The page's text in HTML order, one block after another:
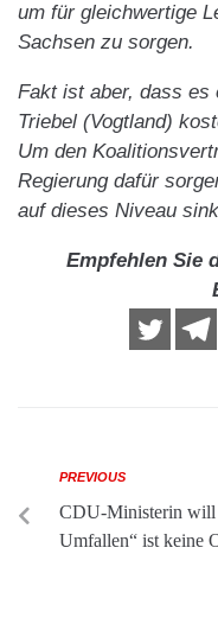
um für gleichwertige
Sachsen zu sorgen.
Fakt ist aber, dass es
Triebel (Vogtland)
Um den
Regierung dafür
auf dieses Niveau
Empfehlen Sie
PREVIOUS
CDU-Ministerin will
Umfallen“ ist keine